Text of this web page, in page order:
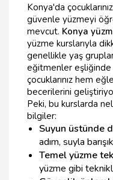
Konya'da
güvenle yüzmeyi
mevcut. Konya
yüzme kurslarıyla
genellikle yaş
eğitmenler eşliğinde
çocuklarınız hem
becerilerini
Peki, bu kurslarda
bilgiler:
Suyun üstünde
adım, suyla
Temel yüzme
yüzme gibi